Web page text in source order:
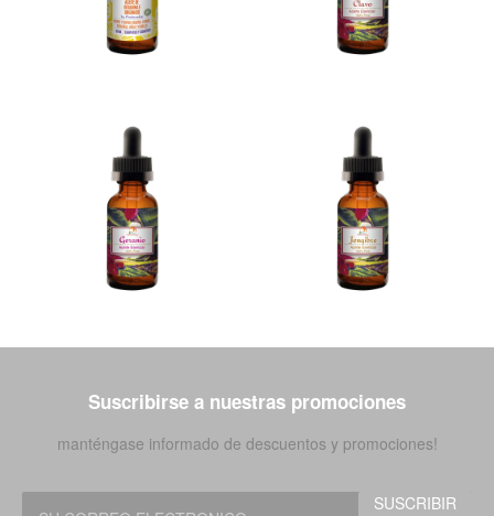
Suscribirse a nuestras promociones
manténgase informado de descuentos y promociones!